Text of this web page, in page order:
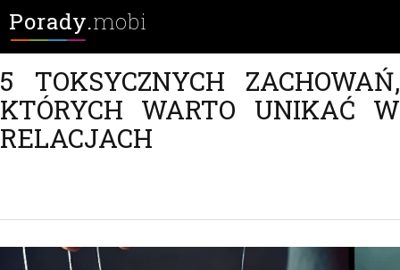
Porady.mobi
5 TOKSYCZNYCH ZACHOWAŃ,
KTÓRYCH WARTO UNIKAĆ W
RELACJACH